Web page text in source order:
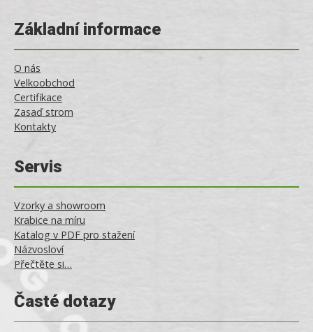
Základní informace
O nás
Velkoobchod
Certifikace
Zasaď strom
Kontakty
Servis
Vzorky a showroom
Krabice na míru
Katalog v PDF pro stažení
Názvosloví
Přečtěte si…
Časté dotazy